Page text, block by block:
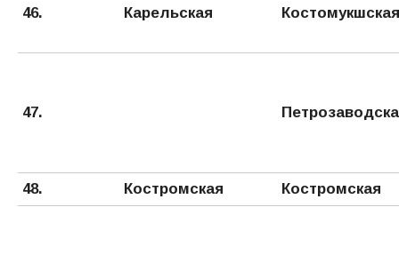
46. Карельская Костомукшская
47.
48. Костромская Костромская